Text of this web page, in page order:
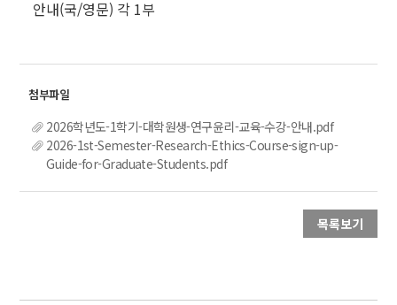
안내(국/영문) 각 1부
2026학년도-1학기-대학원생-연구윤리-교육-수강-안내.pdf
2026-1st-Semester-Research-Ethics-Course-sign-up-
Guide-for-Graduate-Students.pdf
목록보기